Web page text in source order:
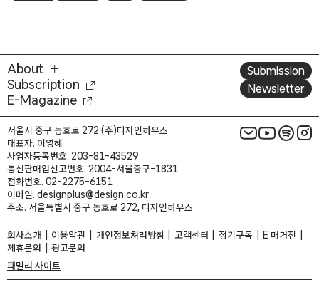
About
Subscription
E-Magazine
Submission
Newsletter
서울시 중구 동호로 272 (주)디자인하우스
대표자. 이영혜
사업자등록번호. 203-81-43529
통신판매업신고번호. 2004-서울중구-1831
전화번호. 02-2275-6151
이메일. designplus@design.co.kr
주소. 서울특별시 중구 동호로 272, 디자인하우스
회사소개 이용약관 개인정보처리방침 고객센터 정기구독
E 매거진
제휴문의
광고문의
패밀리 사이트